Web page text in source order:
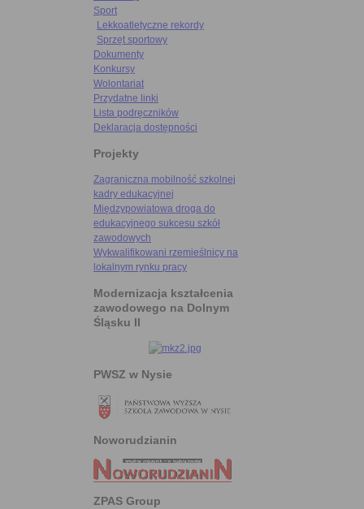
Sport
Lekkoatletyczne rekordy
Sprzęt sportowy
Dokumenty
Konkursy
Wolontariat
Przydatne linki
Lista podręczników
Deklaracja dostępności
Projekty
Zagraniczna mobilność szkolnej
kadry edukacyjnej
Międzypowiatowa droga do
edukacyjnego sukcesu szkół
zawodowych
Wykwalifikowani rzemieślnicy na
lokalnym rynku pracy
Modernizacja kształcenia
zawodowego na Dolnym
Śląsku II
PWSZ w Nysie
Noworudzianin
ZPAS Group